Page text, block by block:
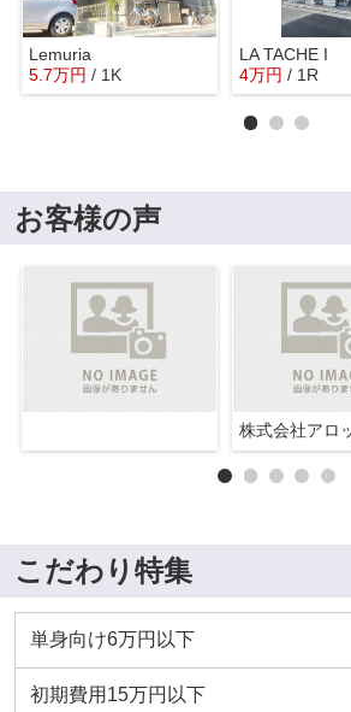
Lemuria
5.7万円 / 1K
LA TACHE I
4万円 / 1R
お客様の声
こだわり特集
単身向け6万円以下
初期費用15万円以下